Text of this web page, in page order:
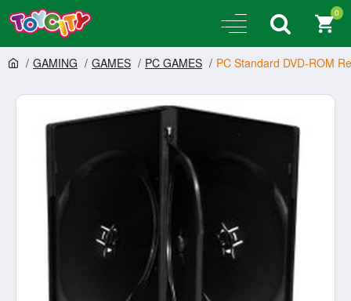
0
GAMING GAMES PC GAMES PC Standard DVD-ROM